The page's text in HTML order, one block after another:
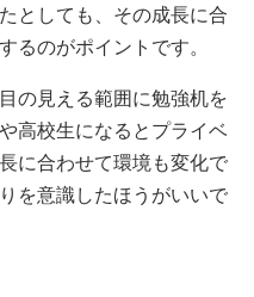
としても、その成長に合
るのがポイントです。
の見える範囲に勉強机を
高校生になるとプライベ
に合わせて環境も変化で
を意識したほうがいいで